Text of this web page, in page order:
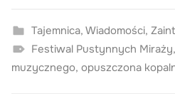
Tajemnica, Wiadomości,
Festiwal Pustynnych Miraży,
muzycznego, opuszczona